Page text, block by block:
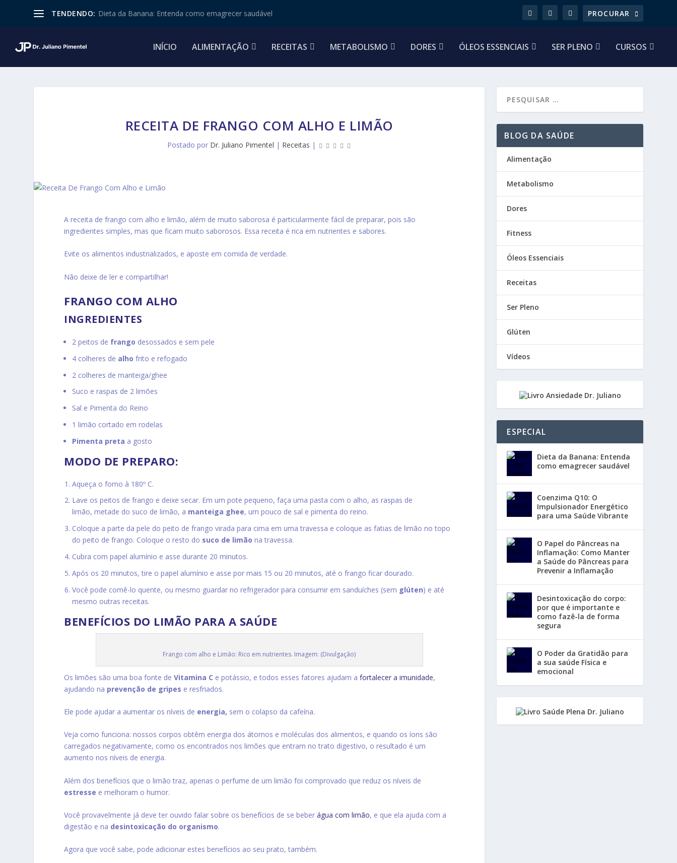
TENDENDO: Dieta da Banana: Entenda como emagrecer saudável
INÍCIO ALIMENTAÇÃO RECEITAS METABOLISMO DORES ÓLEOS ESSENCIAIS SER PLENO CURSOS
RECEITA DE FRANGO COM ALHO E LIMÃO
Postado por Dr. Juliano Pimentel | Receitas |
A receita de frango com alho e limão, além de muito saborosa é particularmente fácil de preparar, pois são
ingredientes simples, mas que ficam muito saborosos. Essa receita é rica em nutrientes e sabores.
Evite os alimentos industrializados, e aposte em comida de verdade.
Não deixe de ler e compartilhar!
FRANGO COM ALHO
INGREDIENTES
2 peitos de frango desossados e sem pele
4 colheres de alho frito e refogado
2 colheres de manteiga/ghee
Suco e raspas de 2 limões
Sal e Pimenta do Reino
1 limão cortado em rodelas
Pimenta preta a gosto
MODO DE PREPARO:
Aqueça o forno à 180º C.
Lave os peitos de frango e deixe secar. Em um pote pequeno, faça uma pasta com o alho, as raspas de
limão, metade do suco de limão, a manteiga ghee, um pouco de sal e pimenta do reino.
Coloque a parte da pele do peito de frango virada para cima em uma travessa e coloque as fatias de limão no topo
do peito de frango. Coloque o resto do suco de limão na travessa.
Cubra com papel alumínio e asse durante 20 minutos.
Após os 20 minutos, tire o papel alumínio e asse por mais 15 ou 20 minutos, até o frango ficar dourado.
Você pode comê-lo quente, ou mesmo guardar no refrigerador para consumir em sanduíches (sem glúten) e até
mesmo outras receitas.
BENEFÍCIOS DO LIMÃO PARA A SAÚDE
Frango com alho e Limão: Rico em nutrientes. Imagem: (Divulgação)
Os limões são uma boa fonte deVitamina C e potássio, e todos esses fatores ajudam afortalecer a imunidade,
ajudando na prevenção de gripes e resfriados.
Ele pode ajudar a aumentar os níveis de energia, sem o colapso da cafeína.
Veja como funciona: nossos corpos obtêm energia dos átomos e moléculas dos alimentos, e quando os íons são
carregados negativamente, como os encontrados nos limões que entram no trato digestivo, o resultado é um
aumento nos níveis de energia.
Além dos benefícios que o limão traz, apenas o perfume de um limão foi comprovado que reduz os níveis de
estresse e melhoram o humor.
Você provavelmente já deve ter ouvido falar sobre os benefícios de se beberágua com limão, e que ela ajuda com a
digestão e na desintoxicação do organismo.
Agora que você sabe, pode adicionar estes benefícios ao seu prato, também.
BLOG DA SAÚDE
Alimentação
Metabolismo
Dores
Fitness
Óleos Essenciais
Receitas
Ser Pleno
Glúten
Vídeos
ESPECIAL
Dieta da Banana: Entenda
como emagrecer saudável
Coenzima Q10: O
Impulsionador Energético
para uma Saúde Vibrante
O Papel do Pâncreas na
Inflamação: Como Manter
a Saúde do Pâncreas para
Prevenir a Inflamação
Desintoxicação do corpo:
por que é importante e
como fazê-la de forma
segura
O Poder da Gratidão para
a sua saúde Física e
emocional